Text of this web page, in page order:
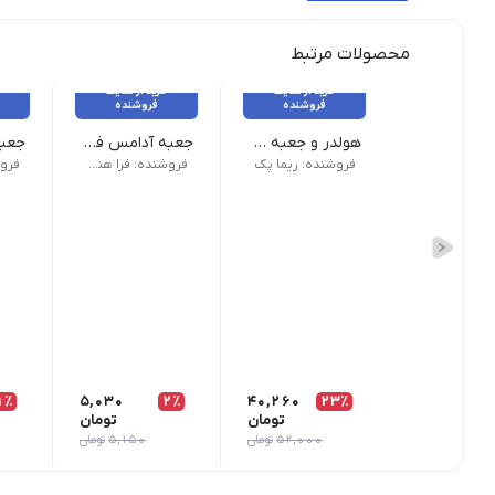
محصولات مرتبط
خرید از سایت
فروشنده
هولدر و جعبه دوتایی لیوان بسته 200 عددی - عرض ۱۰ - طول ۱۷/۵ - ارتفاع ۲۰
فروشنده: ریما پک
23٪
40,260
تومان
52,000 تومان
خرید از سایت
فروشنده
جعبه آدامس فلیپ تاپ و شیکر تاپ chewing gum box
فروشنده: فرا هنر نوین
2٪
5,030
تومان
5,150 تومان